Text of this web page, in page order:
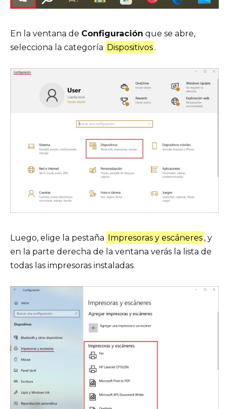
En la ventana de Configuración que se abre,
selecciona la categoría Dispositivos .
Luego, elige la pestaña Impresoras y escáneres , y
en la parte derecha de la ventana verás la lista de
todas las impresoras instaladas.